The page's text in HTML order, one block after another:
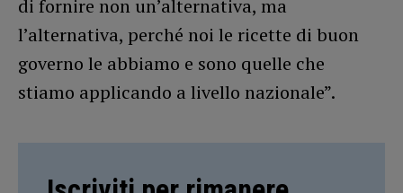
di fornire non un’alternativa, ma
l’alternativa, perché noi le ricette di buon
governo le abbiamo e sono quelle che
stiamo applicando a livello nazionale”.